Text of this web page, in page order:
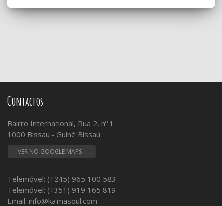
Contactos
Bairro Internacional, Rua 2, nº 1
1000 Bissau - Guiné Bissau
VER NO GOOGLE MAPS
Telemóvel: (+245) 965 100 583
Telemóvel: (+351) 919 165 819
Email: info@kalmasoul.com